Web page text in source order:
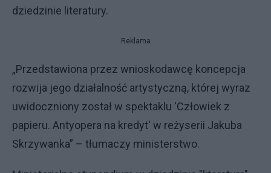
dziedzinie literatury.
Reklama
„Przedstawiona przez wnioskodawcę koncepcja
rozwija jego działalność artystyczną, której wyraz
uwidoczniony został w spektaklu 'Człowiek z
papieru. Antyopera na kredyt' w reżyserii Jakuba
Skrzywanka” – tłumaczy ministerstwo.